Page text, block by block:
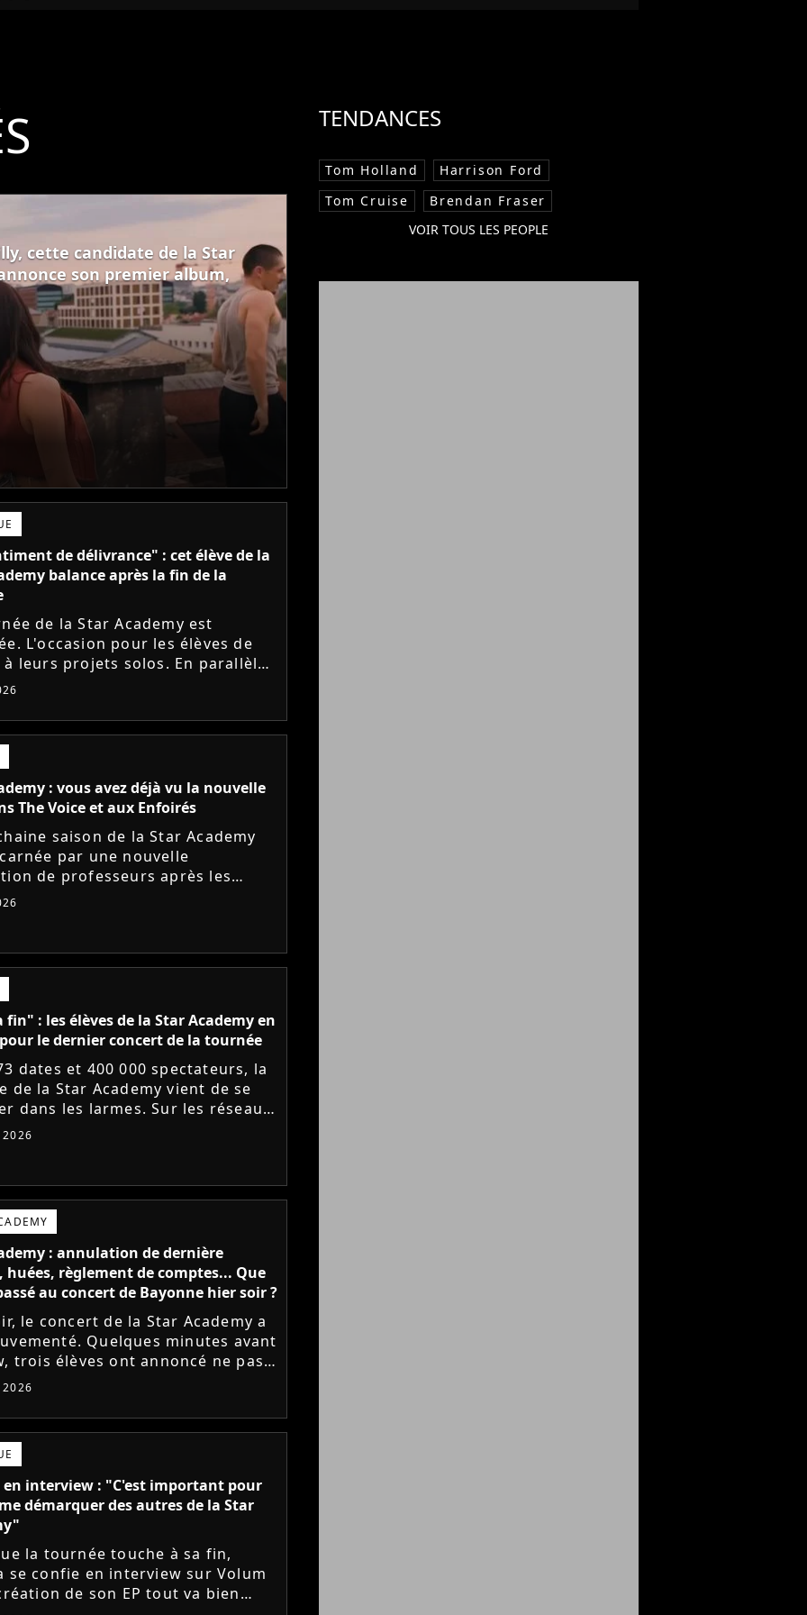
cette candidate de la Star
son premier album,
de délivrance" : cet élève de la
balance après la fin de la
de la Star Academy est
L'occasion pour les élèves de
à leurs projets solos. En parallèle,
sort du silence et se dit soulagé
: vous avez déjà vu la nouvelle
The Voice et aux Enfoirés
saison de la Star Academy
par une nouvelle
de professeurs après les
annoncés de Michael Goldman,
fin" : les élèves de la Star Academy en
le dernier concert de la tournée
dates et 400 000 spectateurs, la
de la Star Academy vient de se
dans les larmes. Sur les réseaux
les élèves adressent un dernier
au public...
: annulation de dernière
règlement de comptes... Que
au concert de Bayonne hier soir ?
le concert de la Star Academy a
Quelques minutes avant
trois élèves ont annoncé ne pas
sur scène pour des
politiques. Leur...
en interview : "C'est important pour
démarquer des autres de la Star
la tournée touche à sa fin,
se confie en interview sur Volum
de son EP tout va bien
TENDANCES
Tom Holland
Harrison Ford
Tom Cruise
Brendan Fraser
VOIR TOUS LES PEOPLE